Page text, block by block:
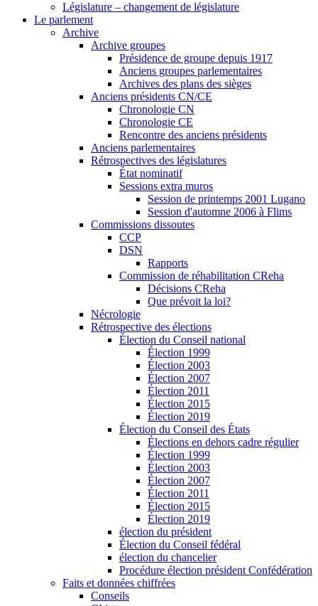
Législature – changement de législature
Le parlement
Archive
Archive groupes
Présidence de groupe depuis 1917
Anciens groupes parlementaires
Archives des plans des sièges
Anciens présidents CN/CE
Chronologie CN
Chronologie CE
Rencontre des anciens présidents
Anciens parlementaires
Rétrospectives des législatures
État nominatif
Sessions extra muros
Session de printemps 2001 Lugano
Session d'automne 2006 à Flims
Commissions dissoutes
CCP
DSN
Rapports
Commission de réhabilitation CReha
Décisions CReha
Que prévoit la loi?
Nécrologie
Rétrospective des élections
Élection du Conseil national
Élection 1999
Élection 2003
Élection 2007
Élection 2011
Élection 2015
Élection 2019
Élection du Conseil des États
Élections en dehors cadre régulier
Élection 1999
Élection 2003
Élection 2007
Élection 2011
Élection 2015
Élection 2019
élection du président
Élection du Conseil fédéral
élection du chancelier
Procédure élection président Confédération
Faits et données chiffrées
Conseils